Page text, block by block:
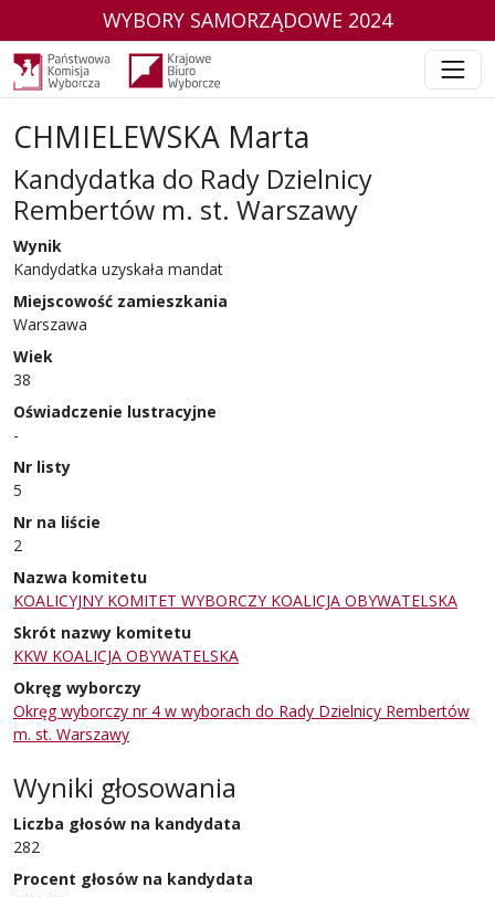
WYBORY SAMORZĄDOWE 2024
CHMIELEWSKA Marta
Kandydatka do Rady Dzielnicy
Rembertów m. st. Warszawy
w wyborach samorządowych w 2024 r.
Wynik
Kandydatka uzyskała mandat
Miejscowość zamieszkania
Warszawa
Wiek
38
Oświadczenie lustracyjne
-
Nr listy
5
Nr na liście
2
Nazwa komitetu
KOALICYJNY KOMITET WYBORCZY KOALICJA OBYWATELSKA
Skrót nazwy komitetu
KKW KOALICJA OBYWATELSKA
Okręg wyborczy
Okręg wyborczy nr 4 w wyborach do Rady Dzielnicy Rembertów
m. st. Warszawy
Wyniki głosowania
Liczba głosów na kandydata
282
Procent głosów na kandydata